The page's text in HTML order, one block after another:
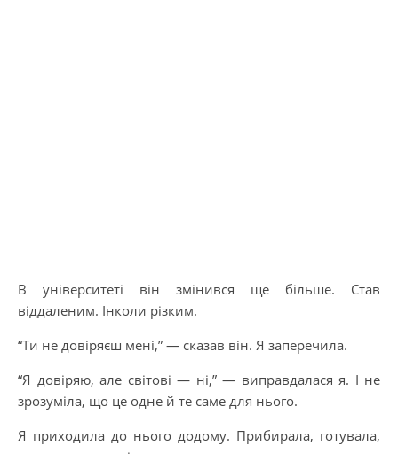
В університеті він змінився ще більше. Став
віддаленим. Інколи різким.
“Ти не довіряєш мені,” — сказав він. Я заперечила.
“Я довіряю, але світові — ні,” — виправдалася я. І не
зрозуміла, що це одне й те саме для нього.
Я приходила до нього додому. Прибирала, готувала,